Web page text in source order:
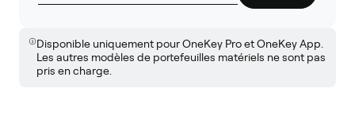
Disponible uniquement pour OneKey Pro et OneKey App.
Les autres modèles de portefeuilles matériels ne sont pas
pris en charge.